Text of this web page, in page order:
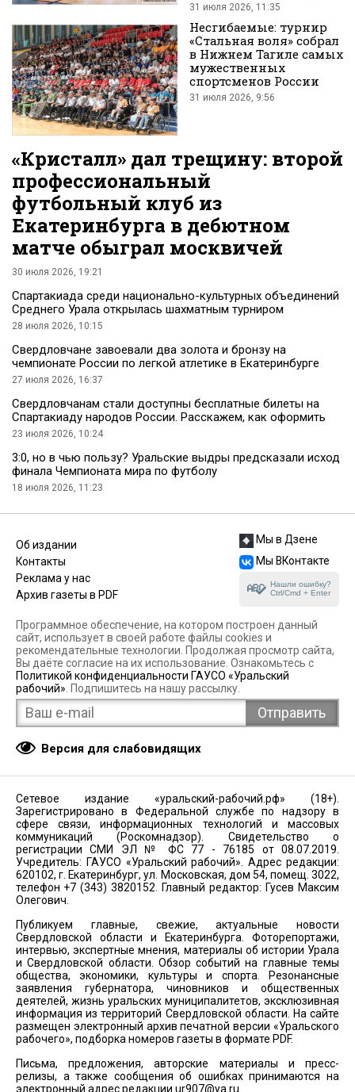
31 июля 2026, 11:35
Несгибаемые: турнир
«Стальная воля» собрал
в Нижнем Тагиле самых
мужественных
спортсменов России
31 июля 2026, 9:56
«Кристалл» дал трещину: второй
профессиональный
футбольный клуб из
Екатеринбурга в дебютном
матче обыграл москвичей
30 июля 2026, 19:21
Спартакиада среди национально-культурных объединений
Среднего Урала открылась шахматным турниром
28 июля 2026, 10:15
Свердловчане завоевали два золота и бронзу на
чемпионате России по легкой атлетике в Екатеринбурге
27 июля 2026, 16:37
Свердловчанам стали доступны бесплатные билеты на
Спартакиаду народов России. Расскажем, как оформить
23 июля 2026, 10:24
3:0, но в чью пользу? Уральские выдры предсказали исход
финала Чемпионата мира по футболу
18 июля 2026, 11:23
Об издании
Контакты
Реклама у нас
Архив газеты в PDF
Мы в Дзене
Мы ВКонтакте
Нашли ошибку?
Ctrl/Cmd + Enter
Программное обеспечение, на котором построен данный
сайт, использует в своей работе файлы cookies и
рекомендательные технологии. Продолжая просмотр сайта,
Вы даёте согласие на их использование. Ознакомьтесь с
Политикой конфиденциальности ГАУСО «Уральский
рабочий» . Подпишитесь на нашу рассылку.
Версия для слабовидящих
Сетевое издание «уральский-рабочий.рф» (18+).
Зарегистрировано в Федеральной службе по надзору в
сфере связи, информационных технологий и массовых
коммуникаций (Роскомнадзор). Свидетельство о
регистрации СМИ ЭЛ № ФС 77 - 76185 от 08.07.2019.
Учредитель: ГАУСО «Уральский рабочий». Адрес редакции:
620102, г. Екатеринбург, ул. Московская, дом 54, помещ. 3022,
телефон +7 (343) 3820152. Главный редактор: Гусев Максим
Олегович.
Публикуем главные, свежие, актуальные новости
Свердловской области и Екатеринбурга. Фоторепортажи,
интервью, экспертные мнения, материалы об истории Урала
и Свердловской области. Обзор событий на главные темы
общества, экономики, культуры и спорта. Резонансные
заявления губернатора, чиновников и общественных
деятелей, жизнь уральских муниципалитетов, эксклюзивная
информация из территорий Свердловской области. На сайте
размещен электронный архив печатной версии «Уральского
рабочего», подборка номеров газеты в формате PDF.
Письма, предложения, авторские материалы и пресс-
релизы, а также сообщения об ошибках принимаются на
электронный адрес редакции ur907@ya.ru